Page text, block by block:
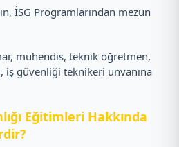
İSG Programlarından mezun
mühendis, teknik öğretmen,
iş güvenliği teknikeri unvanına
Eğitimleri Hakkında